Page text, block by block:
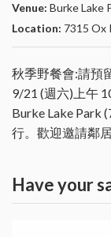
Venue: Burke Lake
Location: 7315 Ox
秋季野餐會:請預
9/21 (週六)上午
Burke Lake Park
行。歡迎邀請鄰
Have your